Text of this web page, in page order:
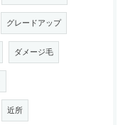
グレードアップ
ダメージ毛
近所